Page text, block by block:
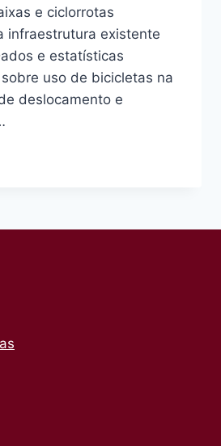
e ciclorrotas
infraestrutura existente
e estatísticas
uso de bicicletas na
deslocamento e